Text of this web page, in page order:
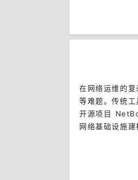
在网络运维的
等难题。传统
开源项目
网络基础设施